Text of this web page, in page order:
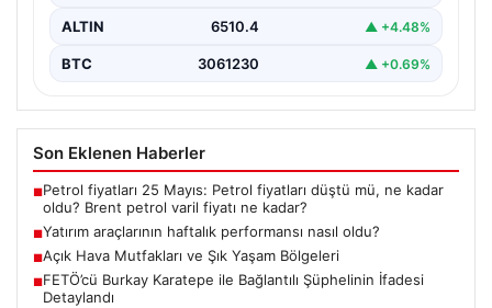
ALTIN 6510.4 ▲ +4.48%
BTC 3061230 ▲ +0.69%
Son Eklenen Haberler
■Petrol fiyatları 25 Mayıs: Petrol fiyatları düştü mü, ne kadar
oldu? Brent petrol varil fiyatı ne kadar?
■Yatırım araçlarının haftalık performansı nasıl oldu?
■Açık Hava Mutfakları ve Şık Yaşam Bölgeleri
■FETÖ’cü Burkay Karatepe ile Bağlantılı Şüphelinin İfadesi
Detaylandı